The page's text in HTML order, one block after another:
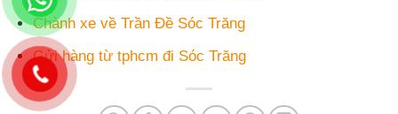
Chành xe về Trần Đề Sóc Trăng
Gửi hàng từ tphcm đi Sóc Trăng